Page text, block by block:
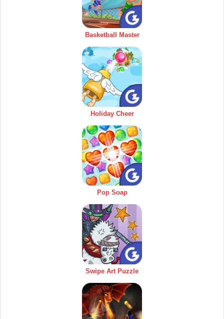
Basketball Master
Holiday Cheer
Pop Soap
Swipe Art Puzzle